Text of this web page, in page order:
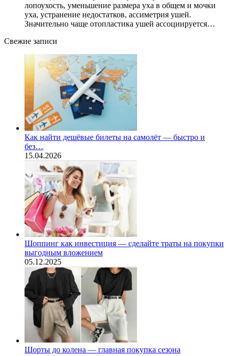
лопоухость, уменьшение размера уха в общем и мочки
уха, устранение недостатков, ассиметрия ушей.
Значительно чаще отопластика ушей ассоциируется…
Свежие записи
Как найти дешёвые билеты на самолёт — быстро и
без…
15.04.2026
Шоппинг как инвестиция — сделайте траты на покупки
выгодным вложением
05.12.2025
Шорты до колена — главная покупка сезона